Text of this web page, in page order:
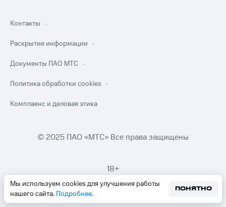
Мы используем cookies для улучшения работы
нашего сайта. Подробнее.
ПОНЯТНО
Контакты
Раскрытие информации
Документы ПАО МТС
Политика обработки cookies
Комплаенс и деловая этика
© 2025 ПАО «МТС» Все права защищены
18+